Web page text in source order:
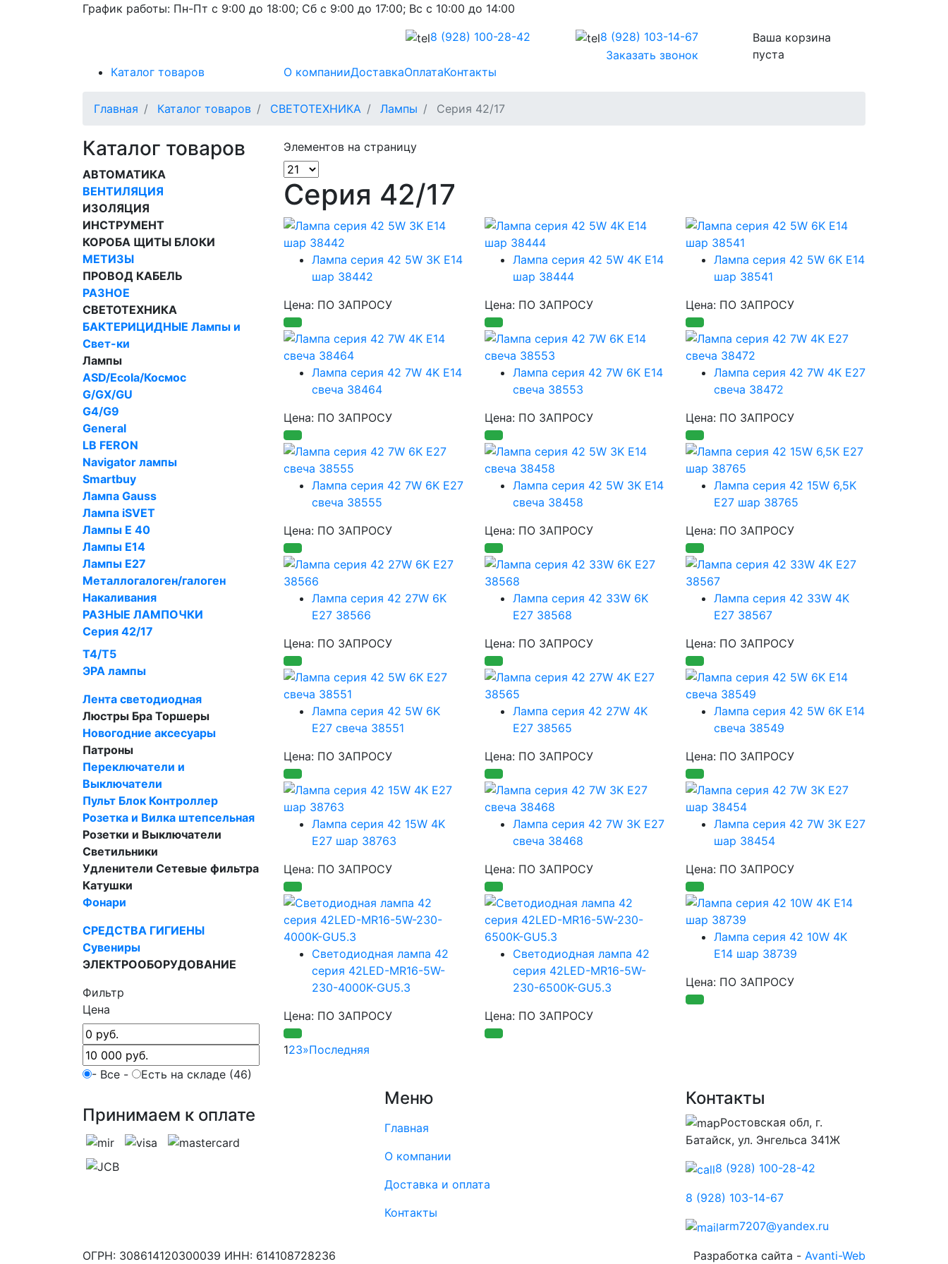
График работы: Пн-Пт с 9:00 до 18:00; Сб с 9:00 до 17:00; Вс с 10:00 до 14:00
8 (928) 100-28-42 8 (928) 103-14-67
Заказать звонок
Ваша корзина
пуста
Каталог товаров
О компанииДоставкаОплатаКонтакты
Главная Каталог товаров СВЕТОТЕХНИКА Лампы Серия 42/17
Каталог товаров
АВТОМАТИКА
ВЕНТИЛЯЦИЯ
ИЗОЛЯЦИЯ
ИНСТРУМЕНТ
КОРОБА ЩИТЫ БЛОКИ
МЕТИЗЫ
ПРОВОД КАБЕЛЬ
РАЗНОЕ
СВЕТОТЕХНИКА
БАКТЕРИЦИДНЫЕ Лампы и
Свет-ки
Лампы
ASD/Ecola/Космос
G/GX/GU
G4/G9
General
LB FERON
Navigator лампы
Smartbuy
Лампа Gauss
Лампа iSVET
Лампы Е 40
Лампы Е14
Лампы Е27
Металлогалоген/галоген
Накаливания
РАЗНЫЕ ЛАМПОЧКИ
Серия 42/17
Т4/Т5
ЭРА лампы
Лента светодиодная
Люстры Бра Торшеры
Новогодние аксесуары
Патроны
Переключатели и
Выключатели
Пульт Блок Контроллер
Розетка и Вилка штепсельная
Розетки и Выключатели
Светильники
Удленители Cетевые фильтра
Катушки
Фонари
СРЕДСТВА ГИГИЕНЫ
Сувениры
ЭЛЕКТРООБОРУДОВАНИЕ
Фильтр
Цена
- Все - Есть на складе (46)
Элементов на страницу
Серия 42/17
Лампа серия 42 5W 3K E14
шар 38442
Цена: ПО ЗАПРОСУ
Лампа серия 42 5W 4K E14
шар 38444
Цена: ПО ЗАПРОСУ
Лампа серия 42 5W 6K E14
шар 38541
Цена: ПО ЗАПРОСУ
Лампа серия 42 7W 4K E14
свеча 38464
Цена: ПО ЗАПРОСУ
Лампа серия 42 7W 6K E14
свеча 38553
Цена: ПО ЗАПРОСУ
Лампа серия 42 7W 4K E27
свеча 38472
Цена: ПО ЗАПРОСУ
Лампа серия 42 7W 6K E27
свеча 38555
Цена: ПО ЗАПРОСУ
Лампа серия 42 5W 3K E14
свеча 38458
Цена: ПО ЗАПРОСУ
Лампа серия 42 15W 6,5K
E27 шар 38765
Цена: ПО ЗАПРОСУ
Лампа серия 42 27W 6K
E27 38566
Цена: ПО ЗАПРОСУ
Лампа серия 42 33W 6K
E27 38568
Цена: ПО ЗАПРОСУ
Лампа серия 42 33W 4K
E27 38567
Цена: ПО ЗАПРОСУ
Лампа серия 42 5W 6K
E27 свеча 38551
Цена: ПО ЗАПРОСУ
Лампа серия 42 27W 4K
E27 38565
Цена: ПО ЗАПРОСУ
Лампа серия 42 5W 6K E14
свеча 38549
Цена: ПО ЗАПРОСУ
Лампа серия 42 15W 4K
E27 шар 38763
Цена: ПО ЗАПРОСУ
Лампа серия 42 7W 3K E27
свеча 38468
Цена: ПО ЗАПРОСУ
Лампа серия 42 7W 3K E27
шар 38454
Цена: ПО ЗАПРОСУ
Светодиодная лампа 42
серия 42LED-MR16-5W-
230-4000K-GU5.3
Цена: ПО ЗАПРОСУ
Светодиодная лампа 42
серия 42LED-MR16-5W-
230-6500K-GU5.3
Цена: ПО ЗАПРОСУ
Лампа серия 42 10W 4K
E14 шар 38739
Цена: ПО ЗАПРОСУ
123»Последняя
Принимаем к оплате
Меню
Главная
О компании
Доставка и оплата
Контакты
Контакты
Ростовская обл, г.
Батайск, ул. Энгельса 341Ж
8 (928) 100-28-42
8 (928) 103-14-67
arm7207@yandex.ru
ОГРН: 308614120300039 ИНН: 614108728236 Разработка сайта - Avanti-Web